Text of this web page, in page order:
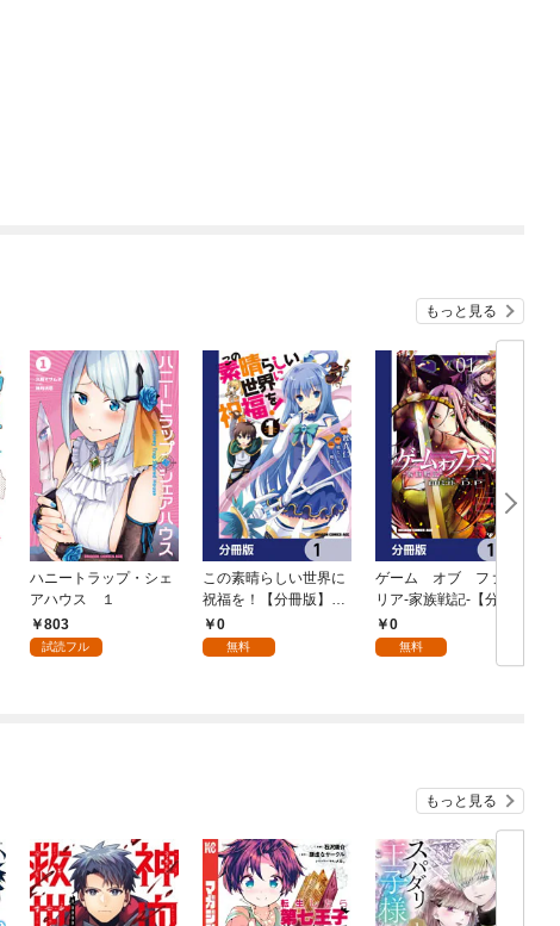
もっと見る
ハニートラップ・シェ
アハウス １
803
試読フル
この素晴らしい世界に
祝福を！【分冊版】
1 0
無料
ゲーム オブ ファミ
リア-家族戦記-【分冊
版】 1
0
無料
もっと見る